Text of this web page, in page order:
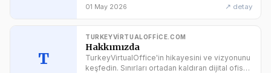
maliyet avantajlı İstanbul &amp; İzmir sanal ofis
01 May 2026 ↗ detay
T
TURKEYVIRTUALOFFICE.COM
Hakkımızda
TurkeyVirtualOffice'in hikayesini ve vizyonunu
keşfedin. Sınırları ortadan kaldıran dijital ofis